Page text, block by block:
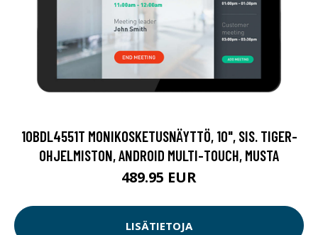
10BDL4551T MONIKOSKETUSNÄYTTÖ, 10", SIS. TIGER-
OHJELMISTON, ANDROID MULTI-TOUCH, MUSTA
489.95 EUR
LISÄTIETOJA